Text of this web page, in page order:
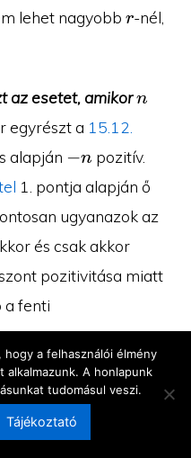
lehet nagyobb r
r-nél,
az esetet, amikorn
n
egyrészt a 15.12.
alapján -
−n pozitív.
1. pontja alapján ő
ugyanazok az
és csak akkor
pozitivitása miatt
a fenti
∎
elegendő
a négyzete
az új oldalra →
hogy a felhasználói élmény
A honlapunk
tudomásul veszi.
Tájékoztató